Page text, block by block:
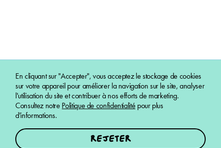
En cliquant sur "Accepter", vous acceptez le stockage de cookies
sur votre appareil pour améliorer la navigation sur le site, analyser
l'utilisation du site et contribuer à nos efforts de marketing.
Consultez notre Politique de confidentialité pour plus
d'informations.
Rejeter
E-shop
Tous nos produits
Mission
Nos engagements